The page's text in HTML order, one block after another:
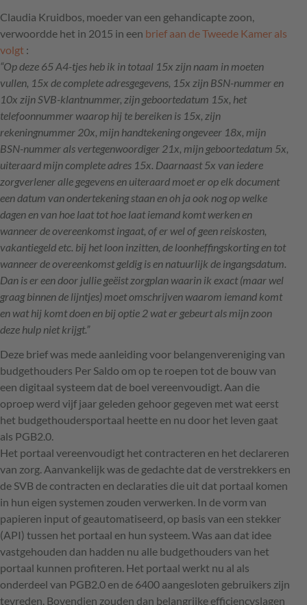
Claudia Kruidbos, moeder van een gehandicapte zoon,
verwoordde het in 2015 in een brief aan de Tweede Kamer als
volgt :
“Op deze 65 A4-tjes heb ik in totaal 15x zijn naam in moeten
vullen, 15x de complete adresgegevens, 15x zijn BSN-nummer en
10x zijnSVB-klantnummer, zijn geboortedatum 15x, het
telefoonnummer waarop hij te bereiken is 15x, zijn
rekeningnummer 20x, mijn handtekening ongeveer 18x, mijn
BSN-nummer als vertegenwoordiger 21x, mijn geboortedatum 5x,
uiteraard mijn complete adres 15x. Daarnaast 5x van iedere
zorgverlener alle gegevens en uiteraard moet er op elk document
een datum van ondertekening staan en oh ja ook nog op welke
dagen en van hoe laat tot hoe laat iemand komt werken en
wanneer de overeenkomst ingaat, of er wel of geen reiskosten,
vakantiegeld etc. bij het loon inzitten, de loonheffingskorting en tot
wanneer de overeenkomst geldig is en natuurlijk de ingangsdatum.
Dan is er een door jullie geëist zorgplan waarin ik exact (maar wel
graag binnen de lijntjes) moet omschrijven waarom iemand komt
en wat hij komt doen en bij optie 2 wat er gebeurt als mijn zoon
deze hulp niet krijgt.”
Deze brief was mede aanleiding voor belangenvereniging van
budgethouders Per Saldo om op te roepen tot de bouw van
een digitaal systeem dat de boel vereenvoudigt. Aan die
oproep werd vijf jaar geleden gehoor gegeven met wat eerst
het budgethoudersportaal heette en nu door het leven gaat
als PGB2.0.
Het portaal vereenvoudigt het contracteren en het declareren
van zorg. Aanvankelijk was de gedachte dat de verstrekkers en
de SVB de contracten en declaraties die uit dat portaal komen
in hun eigen systemen zouden verwerken. In de vorm van
papieren input of geautomatiseerd, op basis van een stekker
(API) tussen het portaal en hun systeem. Was aan dat idee
vastgehouden dan hadden nu alle budgethouders van het
portaal kunnen profiteren. Het portaal werkt nu al als
onderdeel van PGB2.0 en de 6400 aangesloten gebruikers zijn
tevreden. Bovendien zouden dan belangrijke efficiencyslagen